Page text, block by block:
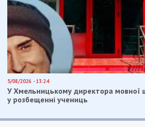
Після оформлення
отримують дублікат
застрахованого. У разі
VZP онлайн документ прийде
пошту через два дні або
потрібно брати з собою на
лікаря.
Перші 150 днів перебування в
тимчасово переміщеної
(Республіка Чехія). Після